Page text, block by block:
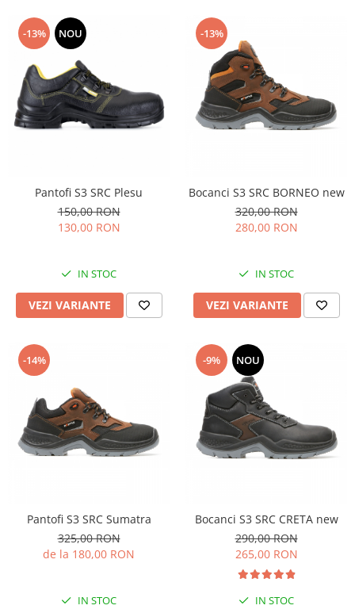
-13% NOU
Pantofi S3 SRC Plesu
150,00 RON
130,00 RON
IN STOC
VEZI VARIANTE
-13%
Bocanci S3 SRC BORNEO new
320,00 RON
280,00 RON
IN STOC
VEZI VARIANTE
-14%
Pantofi S3 SRC Sumatra
325,00 RON
de la 180,00 RON
IN STOC
-9% NOU
Bocanci S3 SRC CRETA new
290,00 RON
265,00 RON
IN STOC